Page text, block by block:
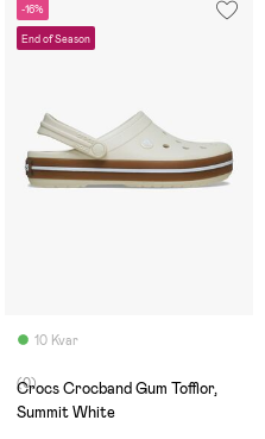
-16%
End of Season
10 Kvar
(0)
Crocs Crocband Gum Tofflor,
Summit White